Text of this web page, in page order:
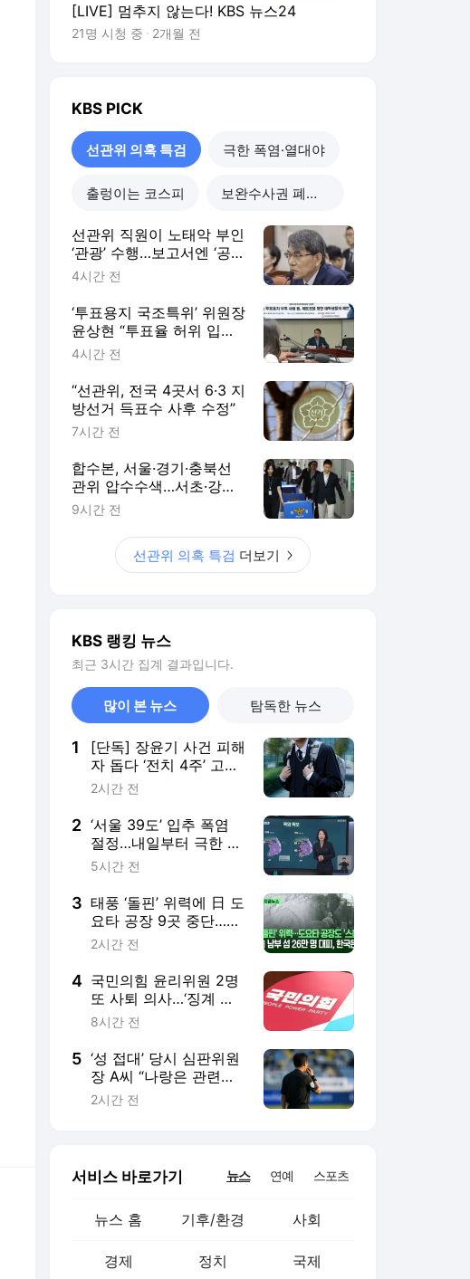
[LIVE] 멈추지 않는다! KBS 뉴스24
21명 시청 중 2개월 전
KBS PICK
선관위 의혹 특검 극한 폭염·열대야
출렁이는 코스피 보완수사권 폐지 진통
선관위 직원이 노태악 부인
‘관광’ 수행…보고서엔 ‘공식
일정 참석’
4시간 전
‘투표용지 국조특위’ 위원장
윤상현 “투표율 허위 입력,
득표수 조작이라는 건 선
동”
4시간 전
“선관위, 전국 4곳서 6·3 지
방선거 득표수 사후 수정”
7시간 전
합수본, 서울·경기·충북선
관위 압수수색…서초·강남
도 ‘통계조작’ 정황
9시간 전
선관위 의혹 특검 더보기
KBS 랭킹 뉴스
최근 3시간 집계 결과입니다.
많이 본 뉴스 탐독한 뉴스
1
[단독] 장윤기 사건 피해
자 돕다 ‘전치 4주’ 고교
생…80일 만에 의상자
인정
2시간 전
2 ‘서울 39도’ 입추 폭염
절정…내일부터 극한 더
위 누그러져
5시간 전
3 태풍 ‘돌핀’ 위력에 日 도
요타 공장 9곳 중단…한
국 영향은? [지금뉴스]
2시간 전
4 국민의힘 윤리위원 2명
또 사퇴 의사…‘징계 정
국’ 내분 격화
8시간 전
5 ‘성 접대’ 당시 심판위원
장 A씨 “나랑은 관련없
는 일, 관행은 말도 안
돼”
2시간 전
서비스 바로가기 뉴스 연예 스포츠
뉴스 홈 기후/환경 사회
경제 정치 국제